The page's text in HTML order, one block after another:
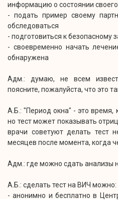
информацию о состоянии
- подать пример своему
обследоваться
- подготовиться к безопасному
- своевременно начать
обнаружена
Адм.: думаю, не всем
поясните, пожалуйста, что это
А.Б.: "Период окна" - это время,
но тест может показывать
врачи советуют делать тест
месяцев после момента, когда
Адм.: где можно сдать анализы
А.Б.: сделать тест на ВИЧ можно:
- анонимно и бесплатно в